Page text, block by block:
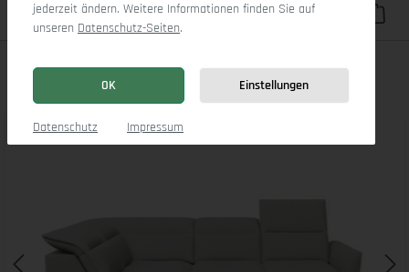
Du hast 0
Toledo Um Small L
Bildergalerie überspringen
jederzeit ändern. Weitere Informationen finden Sie auf
unseren Datenschutz-Seiten.
OK Einstellungen
Datenschutz Impressum